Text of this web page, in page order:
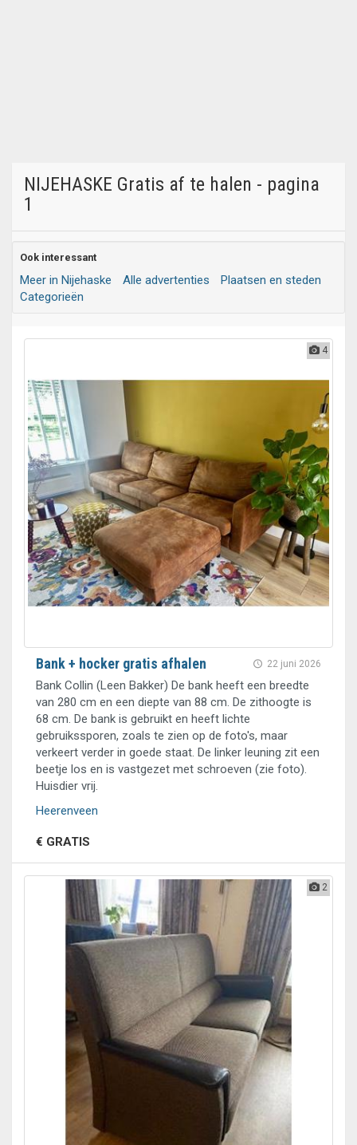
NIJEHASKE Gratis af te halen - pagina
1
Ook interessant
Meer in Nijehaske Alle advertenties
Plaatsen en steden
Categorieën
4
22 juni 2026
Bank + hocker gratis afhalen
Bank Collin (Leen Bakker) De bank heeft een breedte
van 280 cm en een diepte van 88 cm. De zithoogte is
68 cm. De bank is gebruikt en heeft lichte
gebruikssporen, zoals te zien op de foto's, maar
verkeert verder in goede staat. De linker leuning zit een
beetje los en is vastgezet met schroeven (zie foto).
Huisdier vrij.
Heerenveen
€ GRATIS
2